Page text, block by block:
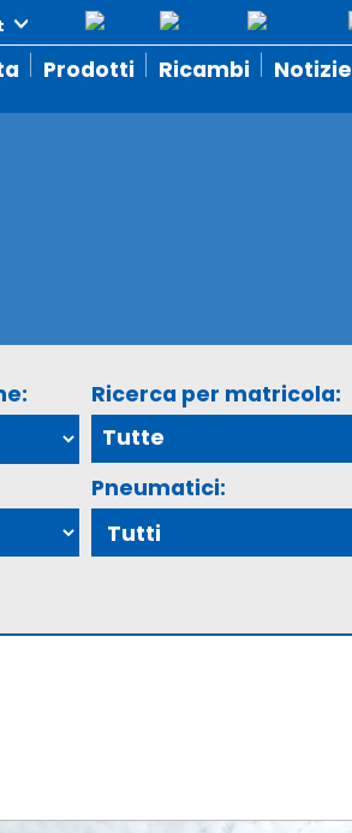
Prodotti Ricambi Notizie
Ricerca per matricola:
Pneumatici: